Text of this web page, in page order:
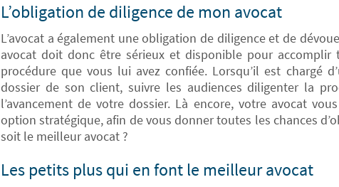
L’obligation de diligence de mon avocat
L’avocat a également une obligation de diligence et de
avocat doit donc être sérieux et disponible pour
procédure que vous lui avez confiée. Lorsqu’il est chargé
dossier de son client, suivre les audiences diligenter la
l’avancement de votre dossier. Là encore, votre avocat
option stratégique, afin de vous donner toutes les chances
soit le meilleur avocat ?
Les petits plus qui en font le meilleur avocat